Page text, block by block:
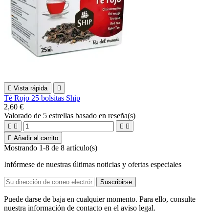
 Vista rápida 
Té Rojo 25 bolsitas Ship
2,60 €
Valorado de 5 estrellas basado en reseña(s)
   
 Añadir al carrito
Mostrando 1-8 de 8 artículo(s)
Infórmese de nuestras últimas noticias y ofertas especiales
Puede darse de baja en cualquier momento. Para ello, consulte
nuestra información de contacto en el aviso legal.